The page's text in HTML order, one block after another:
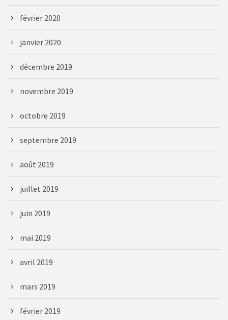
février 2020
janvier 2020
décembre 2019
novembre 2019
octobre 2019
septembre 2019
août 2019
juillet 2019
juin 2019
mai 2019
avril 2019
mars 2019
février 2019